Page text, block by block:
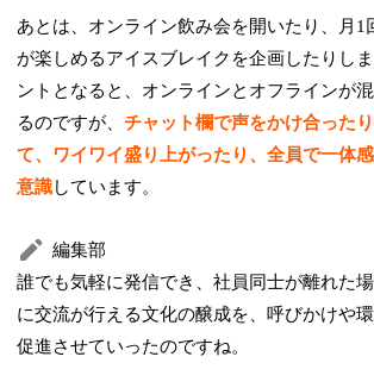
あとは、オンライン飲み会を開いたり、月1
が楽しめるアイスブレイクを企画したりし
ントとなると、オンラインとオフラインが
るのですが、チャット欄で声をかけ合った
て、ワイワイ盛り上がったり、全員で一体
意識しています。
編集部
誰でも気軽に発信でき、社員同士が離れた
に交流が行える文化の醸成を、呼びかけや
促進させていったのですね。